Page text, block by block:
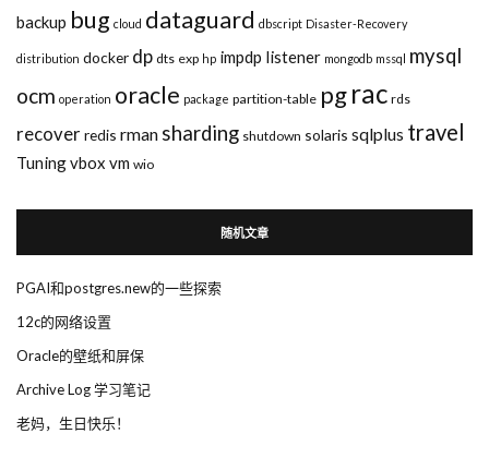
backup bug cloud dataguard dbscript Disaster-Recovery
distribution docker dp dts exp hp impdp listener mongodb mssql mysql
ocm operation oracle package partition-table pgrac rds
recover redis rman sharding shutdown solaris sqlplus travel
Tuningvbox vm wio
随机文章
PGAI和postgres.new的一些探索
12c的网络设置
Oracle的壁纸和屏保
Archive Log 学习笔记
老妈，生日快乐！